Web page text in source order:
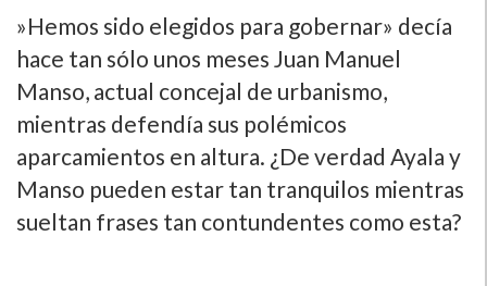
»Hemos sido elegidos para gobernar» decía
hace tan sólo unos meses Juan Manuel
Manso, actual concejal de urbanismo,
mientras defendía sus polémicos
aparcamientos en altura. ¿De verdad Ayala y
Manso pueden estar tan tranquilos mientras
sueltan frases tan contundentes como esta?